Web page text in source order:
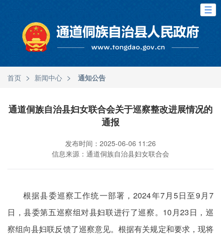
首页 > 新闻中心 > 通知公告
通道侗族自治县妇女联合会关于巡察整改进展情况的
通报
发布时间：2025-06-06 11:26
信息来源：通道侗族自治县妇女联合会
根据县委巡察工作统一部署，2024年7月5日至9月7
日，县委第五巡察组对县妇联进行了巡察。10月23日，巡
察组向县妇联反馈了巡察意见。根据有关规定和要求，现将